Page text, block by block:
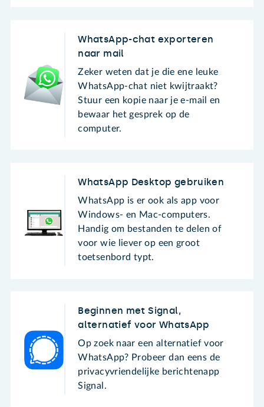
WhatsApp-chat exporteren
naar mail
Zeker weten dat je die ene leuke
WhatsApp-chat niet kwijtraakt?
Stuur een kopie naar je e-mail en
bewaar het gesprek op de
computer.
WhatsApp Desktop gebruiken
WhatsApp is er ook als app voor
Windows- en Mac-computers.
Handig om bestanden te delen of
voor wie liever op een groot
toetsenbord typt.
Beginnen met Signal,
alternatief voor WhatsApp
Op zoek naar een alternatief voor
WhatsApp? Probeer dan eens de
privacyvriendelijke berichtenapp
Signal.